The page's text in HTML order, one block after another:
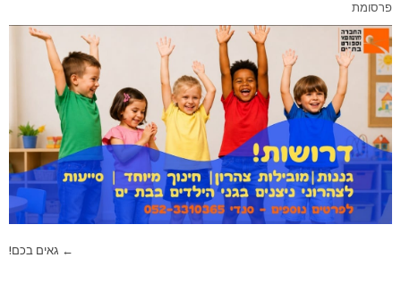
פרסומת
← גאים בכם!